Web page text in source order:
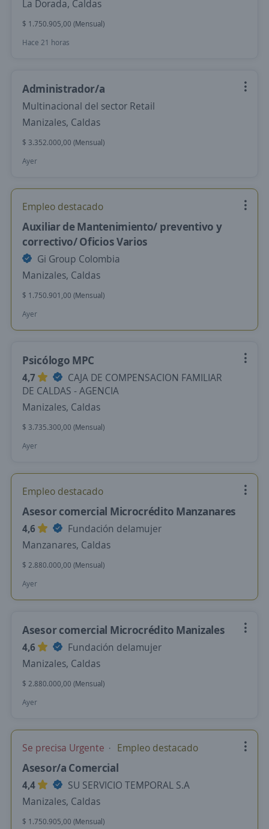
La Dorada, Caldas
$ 1.750.905,00 (Mensual)
Hace 21 horas
Administrador/a
Multinacional del sector Retail
Manizales, Caldas
$ 3.352.000,00 (Mensual)
Ayer
Empleo destacado
Auxiliar de Mantenimiento/ preventivo y
correctivo/ Oficios Varios
Gi Group Colombia
Manizales, Caldas
$ 1.750.901,00 (Mensual)
Ayer
Psicólogo MPC
4,7
CAJA DE COMPENSACION FAMILIAR
DE CALDAS - AGENCIA
Manizales, Caldas
$ 3.735.300,00 (Mensual)
Ayer
Empleo destacado
Asesor comercial Microcrédito Manzanares
4,6
Fundación delamujer
Manzanares, Caldas
$ 2.880.000,00 (Mensual)
Ayer
Asesor comercial Microcrédito Manizales
4,6
Fundación delamujer
Manizales, Caldas
$ 2.880.000,00 (Mensual)
Ayer
Se precisa Urgente Empleo destacado
Asesor/a Comercial
4,4
SU SERVICIO TEMPORAL S.A
Manizales, Caldas
$ 1.750.905,00 (Mensual)